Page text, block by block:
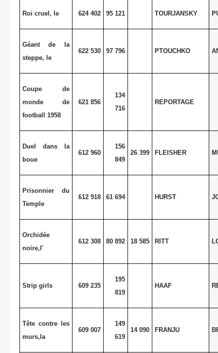
Roi cruel, le 624 402 95 121 TOURJANSKY
Géant de la
steppe, le
622 530 97 796 PTOUCHKO
Coupe de
monde de
football 1958
621 856
134
716
REPORTAGE
Duel dans la
boue
612 960
156
849
26 399 FLEISHER
Prisonnier du
Temple
612 918 61 694 HURST
Orchidée
noire,l'
612 308 80 892 18 585 RITT
Strip girls 609 235
195
819
HAAF
Tête contre les
murs,la
609 007
149
619
14 090 FRANJU